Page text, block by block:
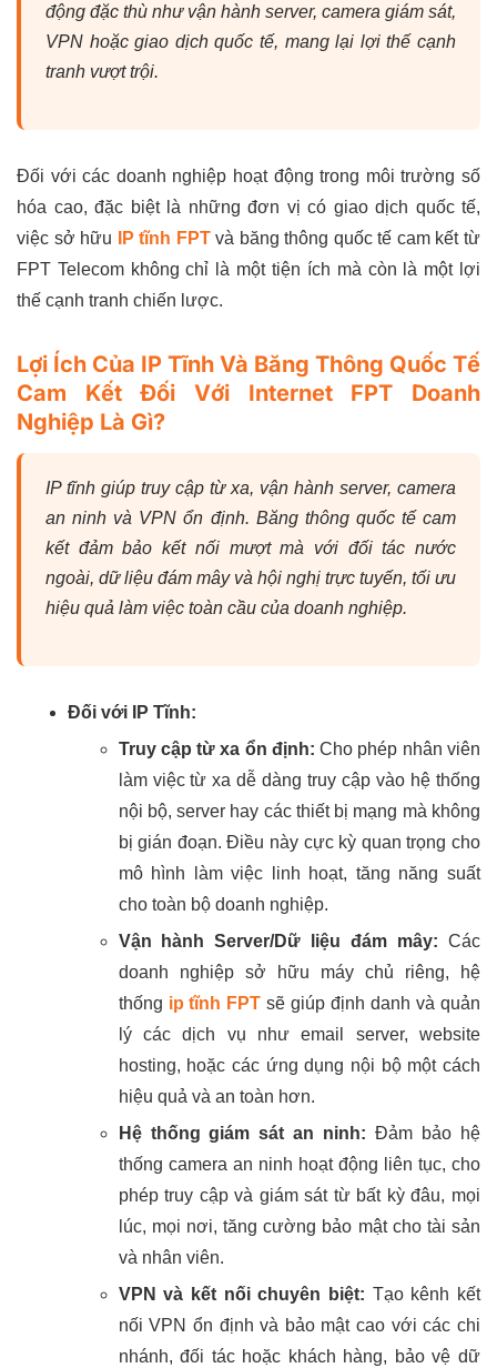
động đặc thù như vận hành server, camera giám sát,
VPN hoặc giao dịch quốc tế, mang lại lợi thế cạnh
tranh vượt trội.
Đối với các doanh nghiệp hoạt động trong môi trường số
hóa cao, đặc biệt là những đơn vị có giao dịch quốc tế,
việc sở hữu
IP tĩnh FPTvà băng thông quốc tế cam kết từ
FPT Telecom không chỉ là một tiện ích mà còn là một lợi
thế cạnh tranh chiến lược.
Lợi Ích Của IP Tĩnh Và Băng Thông Quốc Tế
Cam Kết Đối Với Internet FPT Doanh
Nghiệp Là Gì?
IP tĩnh giúp truy cập từ xa, vận hành server, camera
an ninh và VPN ổn định. Băng thông quốc tế cam
kết đảm bảo kết nối mượt mà với đối tác nước
ngoài, dữ liệu đám mây và hội nghị trực tuyến, tối ưu
hiệu quả làm việc toàn cầu của doanh nghiệp.
Đối với IP Tĩnh:
Truy cập từ xa ổn định: Cho phép nhân viên
làm việc từ xa dễ dàng truy cập vào hệ thống
nội bộ, server hay các thiết bị mạng mà không
bị gián đoạn. Điều này cực kỳ quan trọng cho
mô hình làm việc linh hoạt, tăng năng suất
cho toàn bộ doanh nghiệp.
Vận hành Server/Dữ liệu đám mây: Các
doanh nghiệp sở hữu máy chủ riêng, hệ
thống ip tĩnh FPT sẽ giúp định danh và quản
lý các dịch vụ như email server, website
hosting, hoặc các ứng dụng nội bộ một cách
hiệu quả và an toàn hơn.
Hệ thống giám sát an ninh: Đảm bảo hệ
thống camera an ninh hoạt động liên tục, cho
phép truy cập và giám sát từ bất kỳ đâu, mọi
lúc, mọi nơi, tăng cường bảo mật cho tài sản
và nhân viên.
VPN và kết nối chuyên biệt: Tạo kênh kết
nối VPN ổn định và bảo mật cao với các chi
nhánh, đối tác hoặc khách hàng, bảo vệ dữ